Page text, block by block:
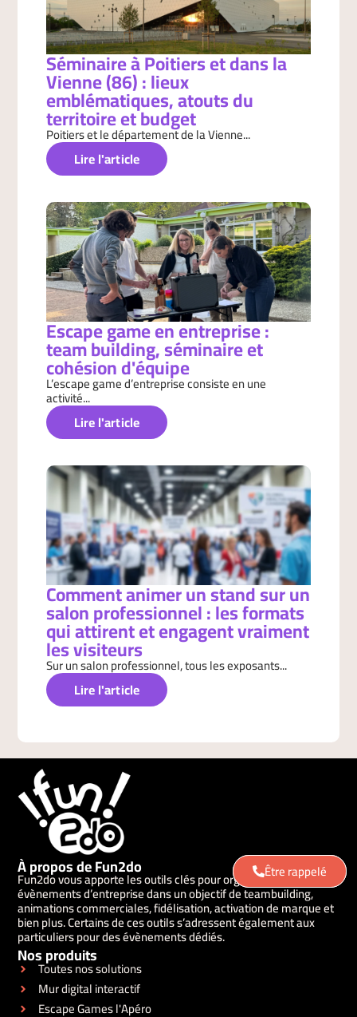
Séminaire à Poitiers et dans la
Vienne (86) : lieux
emblématiques, atouts du
territoire et budget
Poitiers et le département de la Vienne...
Lire l'article
Escape game en entreprise :
team building, séminaire et
cohésion d'équipe
L’escape game d’entreprise consiste en une
activité...
Lire l'article
Comment animer un stand sur un
salon professionnel : les formats
qui attirent et engagent vraiment
les visiteurs
Sur un salon professionnel, tous les exposants...
Lire l'article
À propos de Fun2do
Fun2do vous apporte les outils clés pour organiser vos
évènements d’entreprise dans un objectif de teambuilding,
animations commerciales, fidélisation, activation de marque et
bien plus. Certains de ces outils s’adressent également aux
particuliers pour des évènements dédiés.
Nos produits
Toutes nos solutions
Mur digital interactif
Escape Games l'Apéro
Être rappelé
Être rappelé